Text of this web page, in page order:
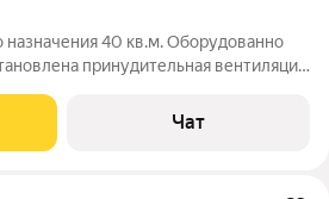
40 кв.м. Оборудованно
принудительная вентиляция.
выкупить еще 2 помещения
Чат